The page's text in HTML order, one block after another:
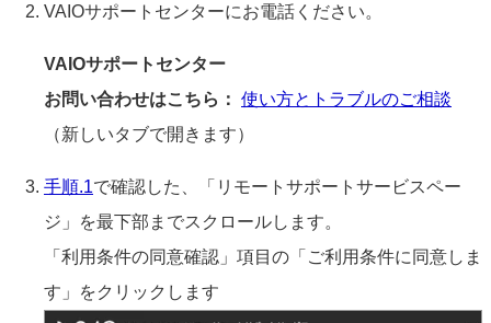
VAIOサポートセンターにお電話ください。
VAIOサポートセンター
お問い合わせはこちら： 使い方とトラブルのご相談
（新しいタブで開きます）
手順.1で確認した、「リモートサポートサービスペー
ジ」を最下部までスクロールします。
「利用条件の同意確認」項目の「ご利用条件に同意しま
す」をクリックします